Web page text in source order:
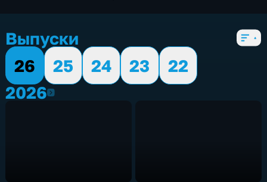
Выпуски
26
25 24 23
22
20262026